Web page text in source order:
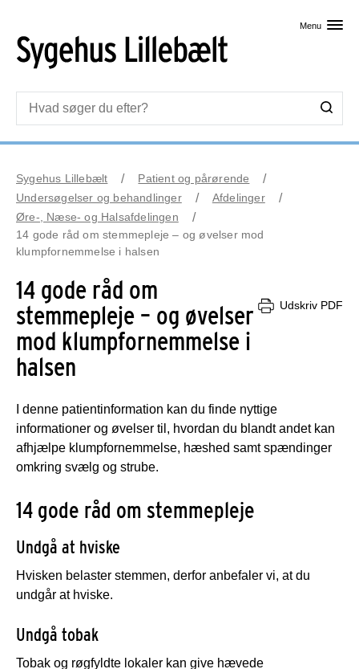
Menu
Sygehus Lillebælt
Patient og pårørende
Undersøgelser og behandlinger
Afdelinger
Øre-, Næse- og Halsafdelingen
14 gode råd om stemmepleje – og øvelser mod
klumpfornemmelse i halsen
14 gode råd om
stemmepleje – og øvelser
mod klumpfornemmelse i
halsen
Udskriv PDF
I denne patientinformation kan du finde nyttige
informationer og øvelser til, hvordan du blandt andet kan
afhjælpe klumpfornemmelse, hæshed samt spændinger
omkring svælg og strube.
14 gode råd om stemmepleje
Undgå at hviske
Hvisken belaster stemmen, derfor anbefaler vi, at du
undgår at hviske.
Undgå tobak
Tobak og røgfyldte lokaler kan give hævede